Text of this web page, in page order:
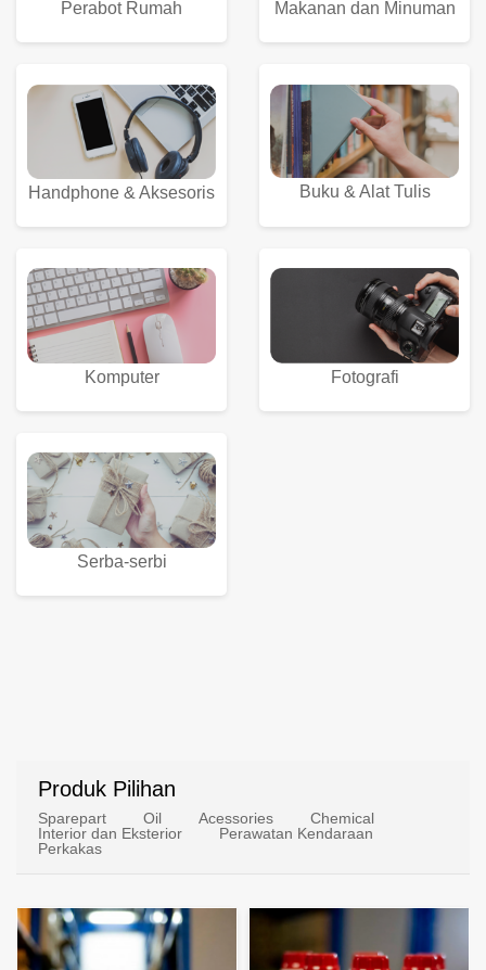
Perabot Rumah Makanan dan Minuman
Handphone & Aksesoris Buku & Alat Tulis
Komputer Fotografi
Serba-serbi
Produk Pilihan
Sparepart Oil Acessories
Chemical
Interior dan Eksterior
Perawatan Kendaraan
Perkakas